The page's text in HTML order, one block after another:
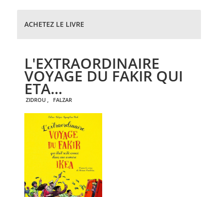
ACHETEZ LE LIVRE
L'EXTRAORDINAIRE
VOYAGE DU FAKIR QUI
ETA...
ZIDROU , FALZAR